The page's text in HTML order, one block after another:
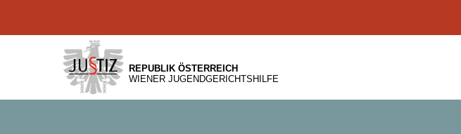
[1]
[2]
[3]
REPUBLIK ÖSTERREICH
WIENER JUGENDGERICHTSHILFE